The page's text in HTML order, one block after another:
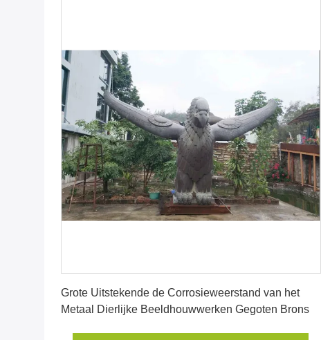
Grote Uitstekende de Corrosieweerstand van het
Metaal Dierlijke Beeldhouwwerken Gegoten Brons